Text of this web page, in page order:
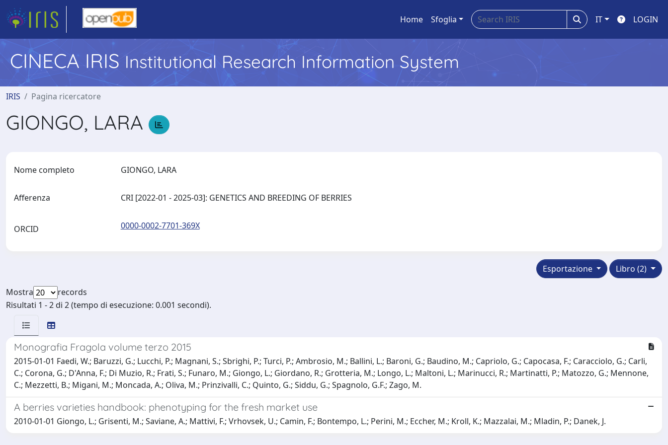
Home Sfoglia IT LOGIN
CINECA IRIS Institutional Research Information System
IRIS Pagina ricercatore
GIONGO, LARA
Nome completo GIONGO, LARA
Afferenza CRI [2022-01 - 2025-03]: GENETICS AND BREEDING OF BERRIES
ORCID 0000-0002-7701-369X
Libro (2)
Esportazione
Mostra
records
Risultati 1 - 2 di 2 (tempo di esecuzione: 0.001 secondi).
Monografia Fragola volume terzo 2015
2015-01-01 Faedi, W.; Baruzzi, G.; Lucchi, P.; Magnani, S.; Sbrighi, P.; Turci, P.; Ambrosio, M.; Ballini, L.; Baroni, G.; Baudino, M.; Capriolo, G.; Capocasa, F.; Caracciolo, G.; Carli,
C.; Corona, G.; D'Anna, F.; Di Muzio, R.; Frati, S.; Funaro, M.; Giongo, L.; Giordano, R.; Grotteria, M.; Longo, L.; Maltoni, L.; Marinucci, R.; Martinatti, P.; Matozzo, G.; Mennone,
C.; Mezzetti, B.; Migani, M.; Moncada, A.; Oliva, M.; Prinzivalli, C.; Quinto, G.; Siddu, G.; Spagnolo, G.F.; Zago, M.
A berries varieties handbook: phenotyping for the fresh market use
2010-01-01 Giongo, L.; Grisenti, M.; Saviane, A.; Mattivi, F.; Vrhovsek, U.; Camin, F.; Bontempo, L.; Perini, M.; Eccher, M.; Kroll, K.; Mazzalai, M.; Mladin, P.; Danek, J.